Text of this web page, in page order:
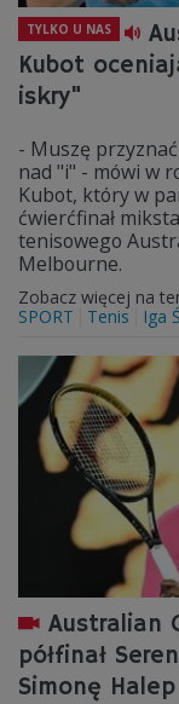
TYLKO U NAS
Kubot
iskry"
- Muszę
nad "i" - mówi w
Kubot, który w
ćwierćfinał
tenisowego
Melbourne.
Zobacz więcej na
SPORT
Tenis Iga
Australian
półfinał
Simonę Halep